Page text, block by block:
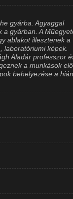
gyárba. Agyaggal
a gyárban. A
ablakot illesztenek a
laboratóriumi képek.
Aladár professzor
a munkások
behelyezése a